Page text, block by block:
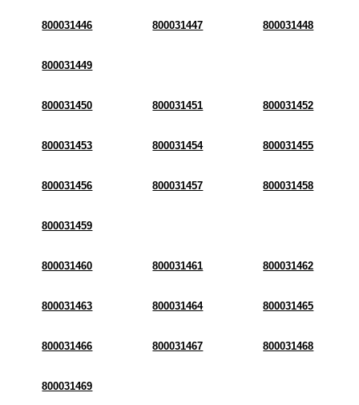
800031446 800031447 800031448
800031449
800031450 800031451 800031452
800031453 800031454 800031455
800031456 800031457 800031458
800031459
800031460 800031461 800031462
800031463 800031464 800031465
800031466 800031467 800031468
800031469